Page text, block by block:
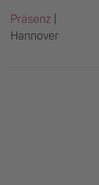
Präsenz
Hannover